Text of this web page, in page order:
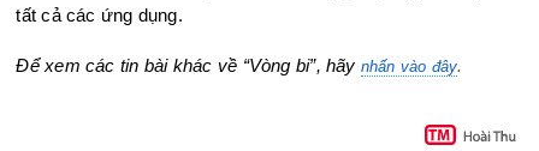
tất cả các ứng dụng.
Để xem các tin bài khác về “Vòng bi”, hãy nhấn vào đây.